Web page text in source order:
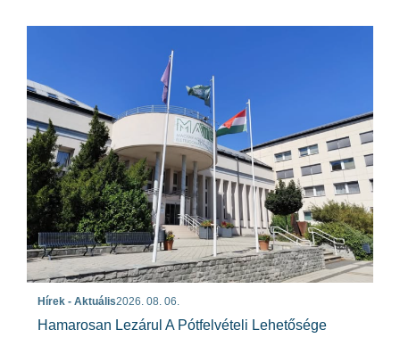
Hírek - Aktuális2026. 08. 06.
Hamarosan Lezárul A Pótfelvételi Lehetősége